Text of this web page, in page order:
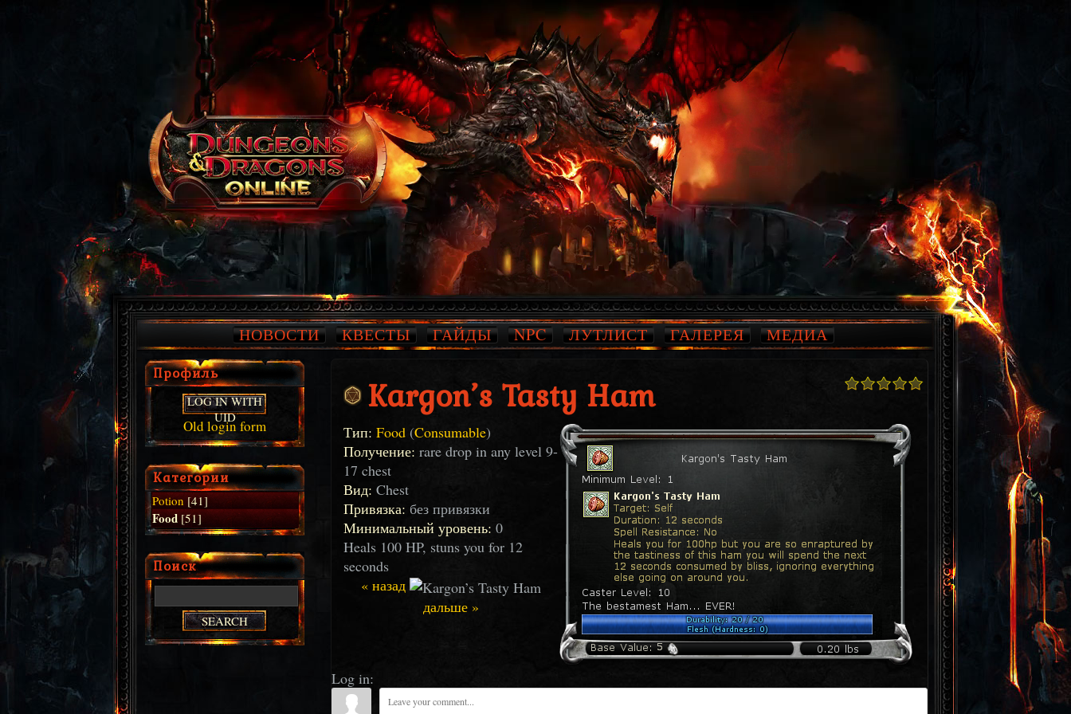
НОВОСТИ КВЕСТЫ ГАЙДЫ NPC ЛУТЛИСТ ГАЛЕРЕЯ МЕДИА
Kargon’s Tasty Ham
Тип: Food (Consumable)
Получение: rare drop in any level 9-
17 chest
Вид: Chest
Привязка: без привязки
Минимальный уровень: 0
Heals 100 HP, stuns you for 12
seconds
« назад
дальше »
Log in:
Профиль
LOG IN WITH
UID
Old login form
Категории
Potion [41]
Food [51]
Поиск